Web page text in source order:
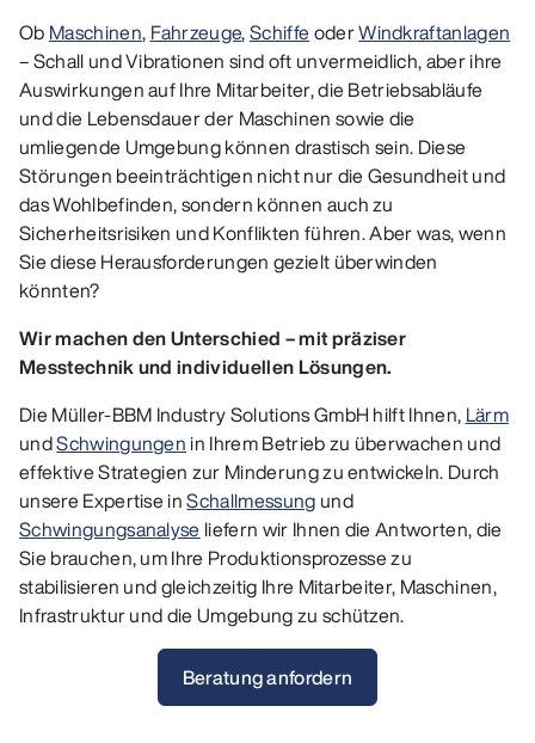
Ob Maschinen, Fahrzeuge,SchiffeoderWindkraftanlagen
– Schall und Vibrationen sind oft unvermeidlich, aber ihre
Auswirkungen auf Ihre Mitarbeiter, die Betriebsabläufe
und die Lebensdauer der Maschinen sowie die
umliegende Umgebung können drastisch sein. Diese
Störungen beeinträchtigen nicht nur die Gesundheit und
das Wohlbefinden, sondern können auch zu
Sicherheitsrisiken und Konflikten führen. Aber was, wenn
Sie diese Herausforderungen gezielt überwinden
könnten?
Wir machen den Unterschied – mit präziser
Messtechnik und individuellen Lösungen.
Die Müller-BBM Industry Solutions GmbH hilft Ihnen, Lärm
undSchwingungen in Ihrem Betrieb zu überwachen und
effektive Strategien zur Minderung zu entwickeln. Durch
unsere Expertise inSchallmessung und
Schwingungsanalyse liefern wir Ihnen die Antworten, die
Sie brauchen, um Ihre Produktionsprozesse zu
stabilisieren und gleichzeitig Ihre Mitarbeiter, Maschinen,
Infrastruktur und die Umgebung zu schützen.
Beratung anfordern